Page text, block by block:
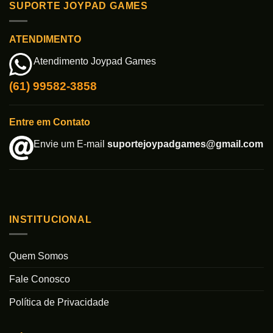
SUPORTE JOYPAD GAMES
ATENDIMENTO
Atendimento Joypad Games
(61) 99582-3858
Entre em Contato
Envie um E-mail suportejoypadgames@gmail.com
INSTITUCIONAL
Quem Somos
Fale Conosco
Política de Privacidade